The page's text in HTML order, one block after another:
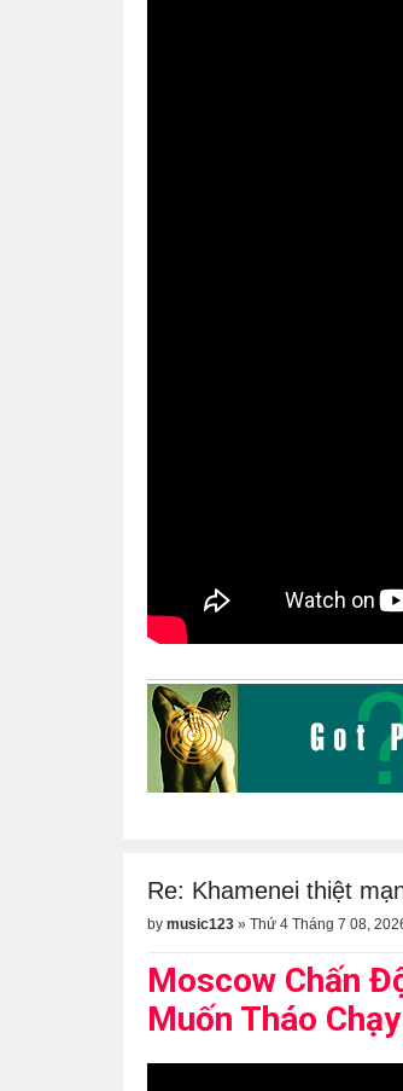
Re: Khamenei thiệt
by music123 » Thứ 4 Tháng 7 08,
Moscow Chấn
Muốn Tháo Chạy